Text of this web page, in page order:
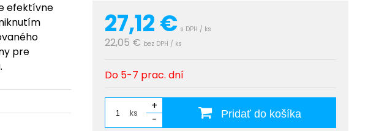
27,12€ s DPH / ks
22,05 € bez DPH / ks
Do 5-7 prac. dní
ks
+
-
Pridať do košíka
efektívne
pre